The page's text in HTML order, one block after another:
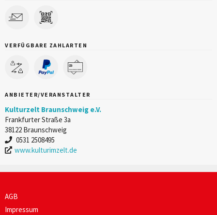
VERFÜGBARE ZAHLARTEN
ANBIETER/VERANSTALTER
Kulturzelt Braunschweig e.V.
Frankfurter Straße 3a
38122 Braunschweig
0531 2508495
www.kulturimzelt.de
AGB
Impressum